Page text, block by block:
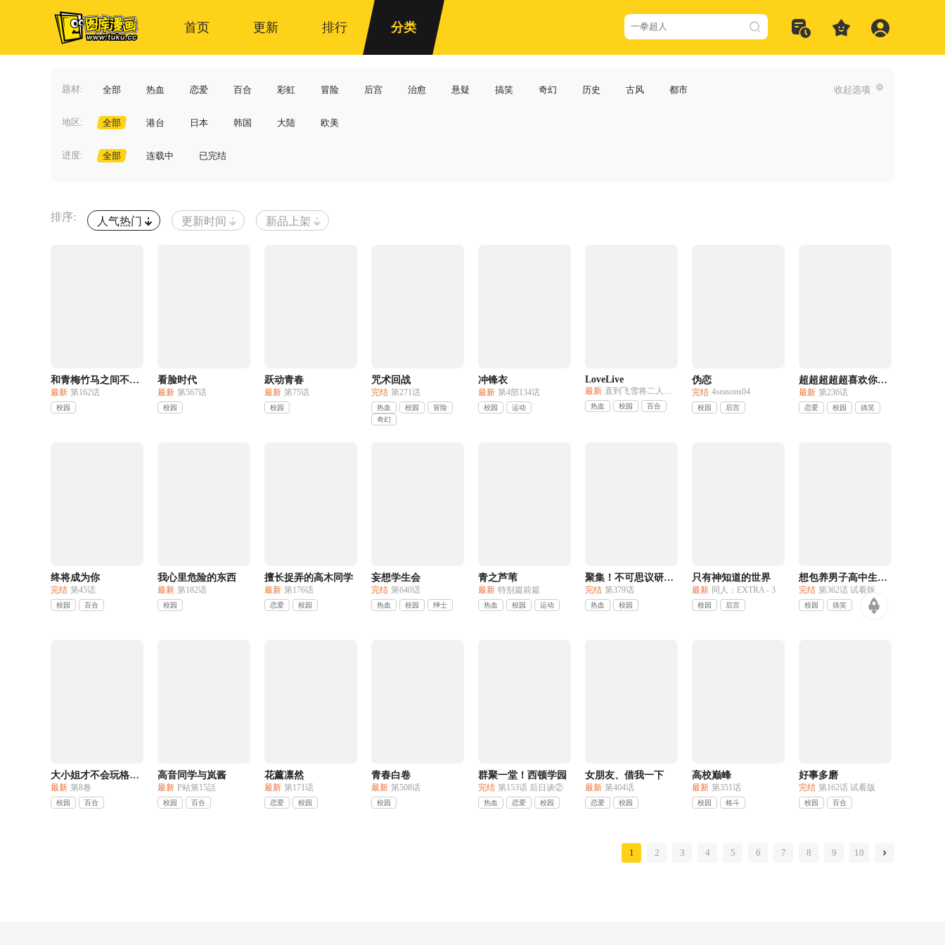
首页 更新 排行 分类
题材: 全部 热血 恋爱 百合 彩虹 冒险 后宫 治愈 悬疑 搞笑 奇幻 历史 古风 都市
地区: 全部 港台 日本 韩国 大陆 欧美
进度: 全部 连载中 已完结
收起选项
排序: 人气热门 更新时间 新品上架
和青梅竹马之间不会有恋爱喜剧
最新 第162话
校园
看脸时代
最新 第567话
校园
跃动青春
最新 第75话
校园
咒术回战
完结 第271话
热血 校园
冒险
奇幻
冲锋衣
最新 第4部134话
校园 运动
LoveLive
最新 直到飞雪将二人相连
热血 校园 百合
伪恋
完结 4seasons04
校园 后宫
超超超超超喜欢你的100个女友
最新 第236话
恋爱 校园 搞笑
终将成为你
完结 第45话
校园 百合
我心里危险的东西
最新 第182话
校园
擅长捉弄的高木同学
最新 第176话
恋爱 校园
妄想学生会
完结 第640话
热血 校园 绅士
青之芦苇
最新 特别篇前篇
热血 校园 运动
聚集！不可思议研究部
完结 第379话
热血 校园
只有神知道的世界
最新 同人：EXTRA - 3
校园 后宫
想包养男子高中生的大姐姐的故事
完结 第362话 试看版
校园 搞笑
大小姐才不会玩格斗游戏
最新 第8卷
校园 百合
高音同学与岚酱
最新 P站第15話
校园 百合
花薰凛然
最新 第171话
恋爱 校园
青春白卷
最新 第508话
校园
群聚一堂！西顿学园
完结 第153话 后日谈②
热血 恋爱 校园
女朋友、借我一下
最新 第404话
恋爱 校园
高校巅峰
最新 第351话
校园 格斗
好事多磨
完结 第162话 试看版
校园 百合
1 2 3 4 5 6 7 8 9 10